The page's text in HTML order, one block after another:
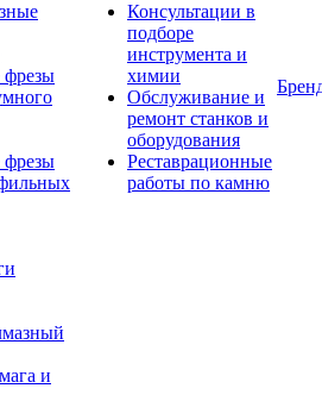
и
Консультации в
подборе
инструмента и
химии
Обслуживание и
ремонт станков и
оборудования
Реставрационные
работы по камню